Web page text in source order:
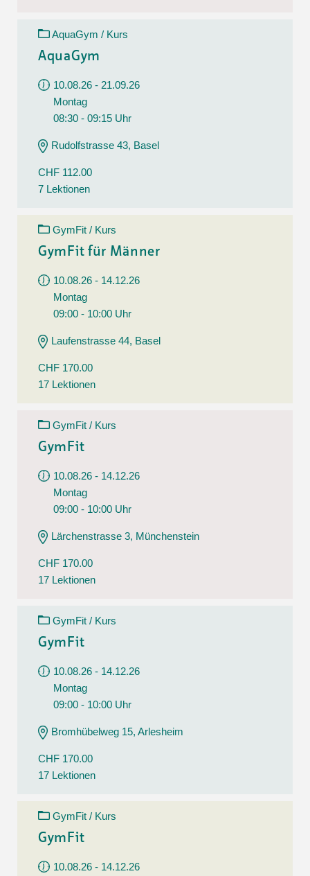
AquaGym / Kurs
AquaGym
10.08.26 - 21.09.26
Montag
08:30 - 09:15 Uhr
Rudolfstrasse 43, Basel
CHF 112.00
7 Lektionen
GymFit / Kurs
GymFit für Männer
10.08.26 - 14.12.26
Montag
09:00 - 10:00 Uhr
Laufenstrasse 44, Basel
CHF 170.00
17 Lektionen
GymFit / Kurs
GymFit
10.08.26 - 14.12.26
Montag
09:00 - 10:00 Uhr
Lärchenstrasse 3, Münchenstein
CHF 170.00
17 Lektionen
GymFit / Kurs
GymFit
10.08.26 - 14.12.26
Montag
09:00 - 10:00 Uhr
Bromhübelweg 15, Arlesheim
CHF 170.00
17 Lektionen
GymFit / Kurs
GymFit
10.08.26 - 14.12.26